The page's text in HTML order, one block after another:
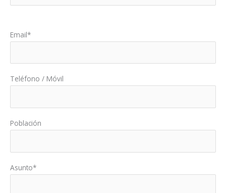
Email*
Teléfono / Móvil
Población
Asunto*